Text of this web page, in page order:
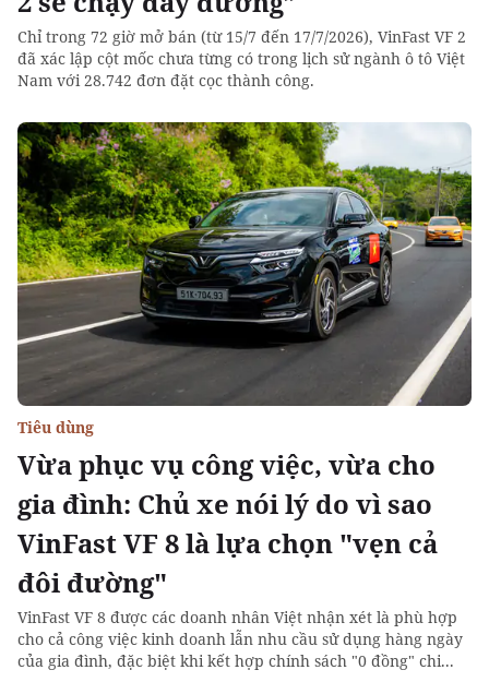
Chỉ trong 72 giờ mở bán (từ 15/7 đến 17/7/2026), VinFast VF 2
đã xác lập cột mốc chưa từng có trong lịch sử ngành ô tô Việt
Nam với 28.742 đơn đặt cọc thành công.
Vừa phục vụ công việc, vừa cho
gia đình: Chủ xe nói lý do vì sao
VinFast VF 8 là lựa chọn "vẹn cả
đôi đường"
Tiêu dùng
VinFast VF 8 được các doanh nhân Việt nhận xét là phù hợp
cho cả công việc kinh doanh lẫn nhu cầu sử dụng hàng ngày
của gia đình, đặc biệt khi kết hợp chính sách "0 đồng" chi...